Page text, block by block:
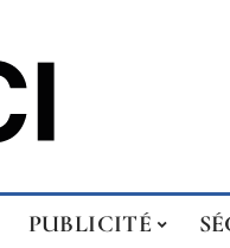
PUBLICITÉ